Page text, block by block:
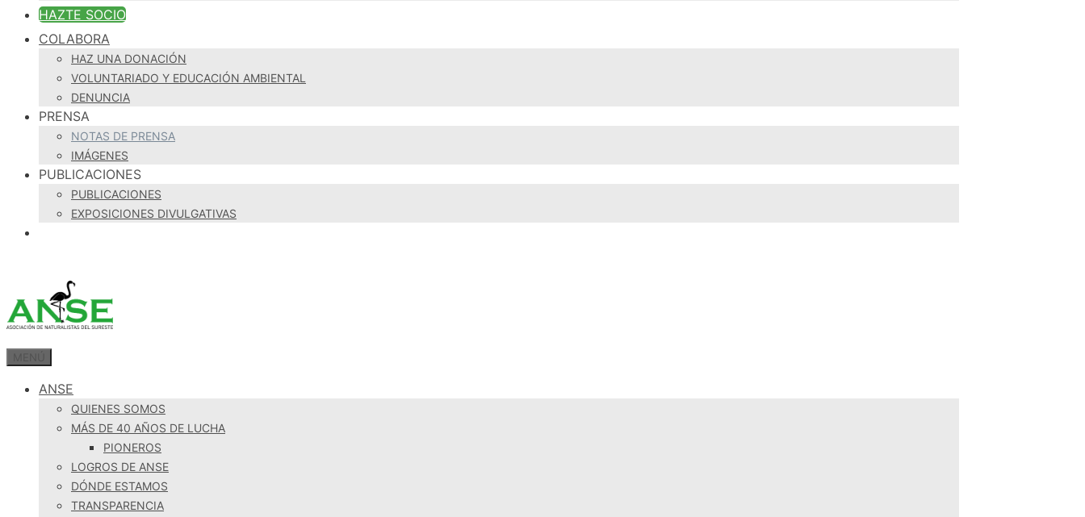
HAZTE SOCIO
COLABORA
HAZ UNA DONACIÓN
VOLUNTARIADO Y EDUCACIÓN AMBIENTAL
DENUNCIA
PRENSA
NOTAS DE PRENSA
IMÁGENES
PUBLICACIONES
PUBLICACIONES
EXPOSICIONES DIVULGATIVAS
ANSE
QUIENES SOMOS
MÁS DE 40 AÑOS DE LUCHA
PIONEROS
LOGROS DE ANSE
DÓNDE ESTAMOS
TRANSPARENCIA